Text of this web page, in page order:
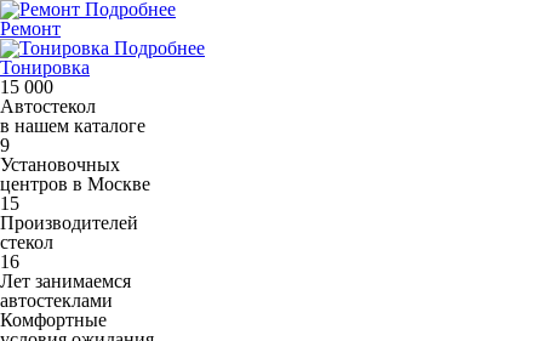
Подробнее
Ремонт
Подробнее
Тонировка
15 000
Автостекол
в нашем каталоге
9
Установочных
центров в Москве
15
Производителей
стекол
16
Лет занимаемся
автостеклами
Комфортные